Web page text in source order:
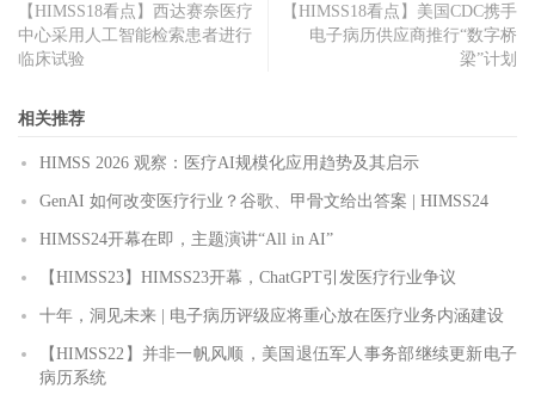
【HIMSS18看点】西达赛奈医疗
中心采用人工智能检索患者进行
临床试验
【HIMSS18看点】美国CDC携手
电子病历供应商推行“数字桥
梁”计划
相关推荐
HIMSS 2026 观察：医疗AI规模化应用趋势及其启示
GenAI 如何改变医疗行业？谷歌、甲骨文给出答案 | HIMSS24
HIMSS24开幕在即，主题演讲“All in AI”
【HIMSS23】HIMSS23开幕，ChatGPT引发医疗行业争议
十年，洞见未来 | 电子病历评级应将重心放在医疗业务内涵建设
【HIMSS22】并非一帆风顺，美国退伍军人事务部继续更新电子
病历系统